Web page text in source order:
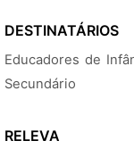
DESTINATÁRIOS
Educadores de
Secundário
RELEVA